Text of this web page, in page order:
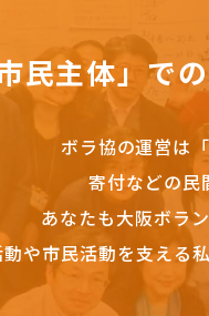
市民主体」で
ボラ協の運営は
寄付などの民
あなたも大阪ボラ
や市民活動を支える